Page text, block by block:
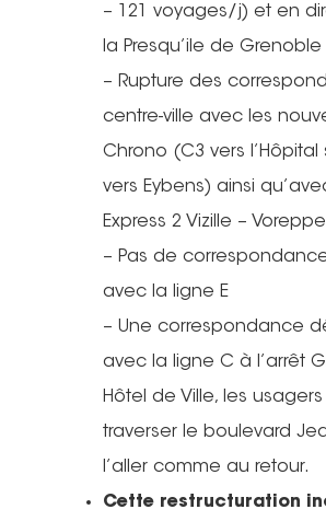
– 121 voyages/j) et en
la Presqu’ile de Grenoble
– Rupture des
centre-ville avec les
Chrono (C3 vers l’Hôpital
vers Eybens) ainsi
Express 2 Vizille –
– Pas de
avec la ligne E
– Une correspondance
avec la ligne C à l’arrêt
Hôtel de Ville, les
traverser le boulevard
l’aller comme au retour.
Cette restructuration